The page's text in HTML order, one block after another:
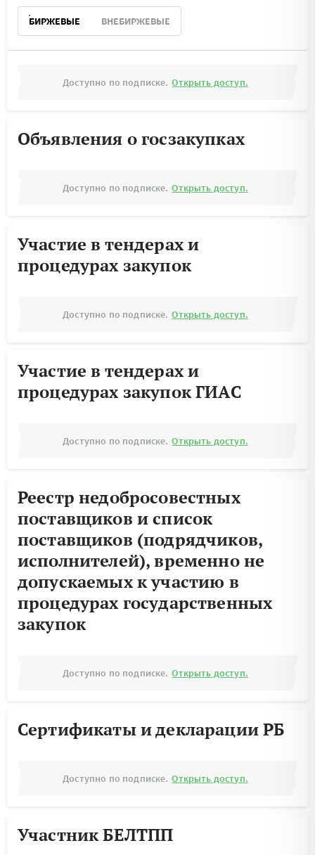
БИРЖЕВЫЕ ВНЕБИРЖЕВЫЕ
Доступно по подписке. Открыть доступ.
Объявления о госзакупках
Доступно по подписке. Открыть доступ.
Участие в тендерах и
процедурах закупок
Доступно по подписке. Открыть доступ.
Участие в тендерах и
процедурах закупок ГИАС
Доступно по подписке. Открыть доступ.
Реестр недобросовестных
поставщиков и список
поставщиков (подрядчиков,
исполнителей), временно не
допускаемых к участию в
процедурах государственных
закупок
Доступно по подписке. Открыть доступ.
Сертификаты и декларации РБ
Доступно по подписке. Открыть доступ.
Участник БЕЛТПП